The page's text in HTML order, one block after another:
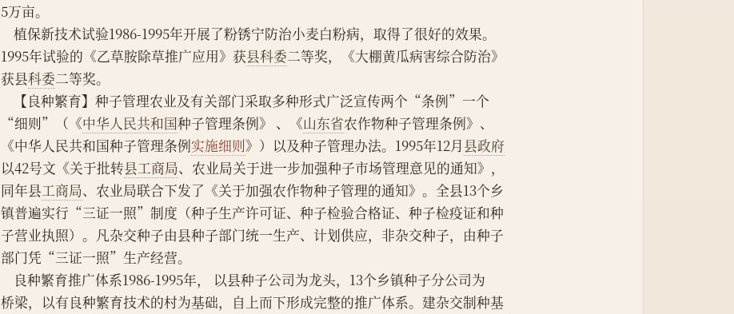
5万亩。
    植保新技术试验1986-1995年开展了粉锈宁防治小麦白粉病，取得了很好的效果。
1995年试验的《乙草胺除草推广应用》获县科委二等奖，《大棚黄瓜病害综合防治》
获县科委二等奖。
    【良种繁育】种子管理农业及有关部门采取多种形式广泛宣传两个“条例”一个
“细则”（《中华人民共和国种子管理条例》 、《山东省农作物种子管理条例》、
《中华人民共和国种子管理条例实施细则》）以及种子管理办法。1995年12月县政府
以42号文《关于批转县工商局、农业局关于进一步加强种子市场管理意见的通知》，
同年县工商局、农业局联合下发了《关于加强农作物种子管理的通知》。全县13个乡
镇普遍实行“三证一照”制度（种子生产许可证、种子检验合格证、种子检疫证和种
子营业执照）。凡杂交种子由县种子部门统一生产、计划供应，非杂交种子，由种子
部门凭“三证一照”生产经营。
    良种繁育推广体系1986-1995年， 以县种子公司为龙头，13个乡镇种子分公司为
桥梁，以有良种繁育技术的村为基础，自上而下形成完整的推广体系。建杂交制种基